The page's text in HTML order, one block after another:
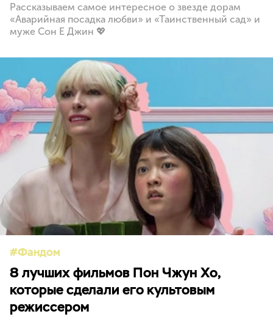
Рассказываем самое интересное о звезде дорам
«Аварийная посадка любви» и «Таинственный сад» и
муже Сон Е Джин 💖
Фандом
8 лучших фильмов Пон Чжун Хо,
которые сделали его культовым
режиссером